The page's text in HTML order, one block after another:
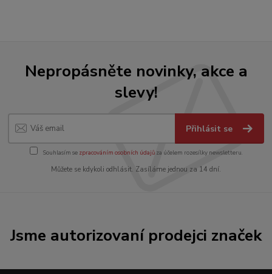
Nepropásněte novinky, akce a
slevy!
Přihlásit se
Souhlasím se zpracováním osobních údajůza účelem rozesílky newsletteru.
Můžete se kdykoli odhlásit. Zasíláme jednou za 14 dní.
Jsme autorizovaní prodejci značek